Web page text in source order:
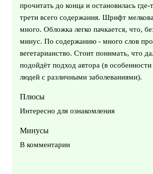
прочитать до конца и остановилась где-
трети всего содержания. Шрифт
много. Обложка легко пачкается, что,
минус. По содержанию - много слов про
вегетарианство. Стоит понимать, что
подойдёт подход автора (в особенности
людей с различными заболеваниями).
Плюсы
Интересно для ознакомления
Минусы
В комментарии